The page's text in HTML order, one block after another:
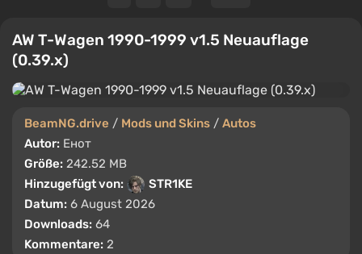
AW T-Wagen 1990-1999 v1.5 Neuauflage
(0.39.x)
BeamNG.drive / Mods und Skins / Autos
Autor: Енот
Größe: 242.52 MB
Hinzugefügt von:
STR1KE
Datum: 6 August 2026
Downloads: 64
Kommentare: 2